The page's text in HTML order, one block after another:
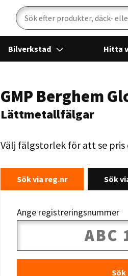
Bilverkstad Hitta
GMP Berghem
Lättmetallfälgar
Välj fälgstorlek för att se
Sök via reg.nr Sök
Ange registreringsnummer
Sök